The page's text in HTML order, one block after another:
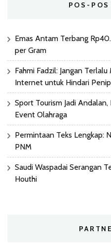
POS-POS
Emas Antam Terbang
per Gram
Fahmi Fadzil: Jangan
Internet untuk Hindari
Sport Tourism Jadi
Event Olahraga
Permintaan Teks Lengkap:
PNM
Saudi Waspadai Serangan
Houthi